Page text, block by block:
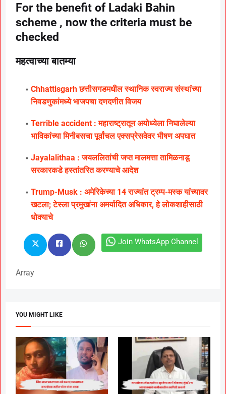
For the benefit of Ladaki Bahin
scheme , now the criteria must be
checked
महत्वाच्या बातम्या
Chhattisgarh छत्तीसगडमधील स्थानिक स्वराज्य संस्थांच्या
निवडणुकांमध्ये भाजपचा दणदणीत विजय
Terrible accident : महाराष्ट्रातून अयोध्येला निघालेल्या
भाविकांच्या मिनीबसचा पूर्वांचल एक्सप्रेसवेवर भीषण अपघात
Jayalalithaa : जयललितांची जप्त मालमत्ता तामिळनाडू
सरकारकडे हस्तांतरित करण्याचे आदेश
Trump-Musk : अमेरिकेच्या 14 राज्यांत ट्रम्प-मस्क यांच्यावर
खटला; टेस्ला प्रमुखांना अमर्यादित अधिकार, हे लोकशाहीसाठी
धोक्याचे
Join WhatsApp Channel
Array
YOU MIGHT LIKE